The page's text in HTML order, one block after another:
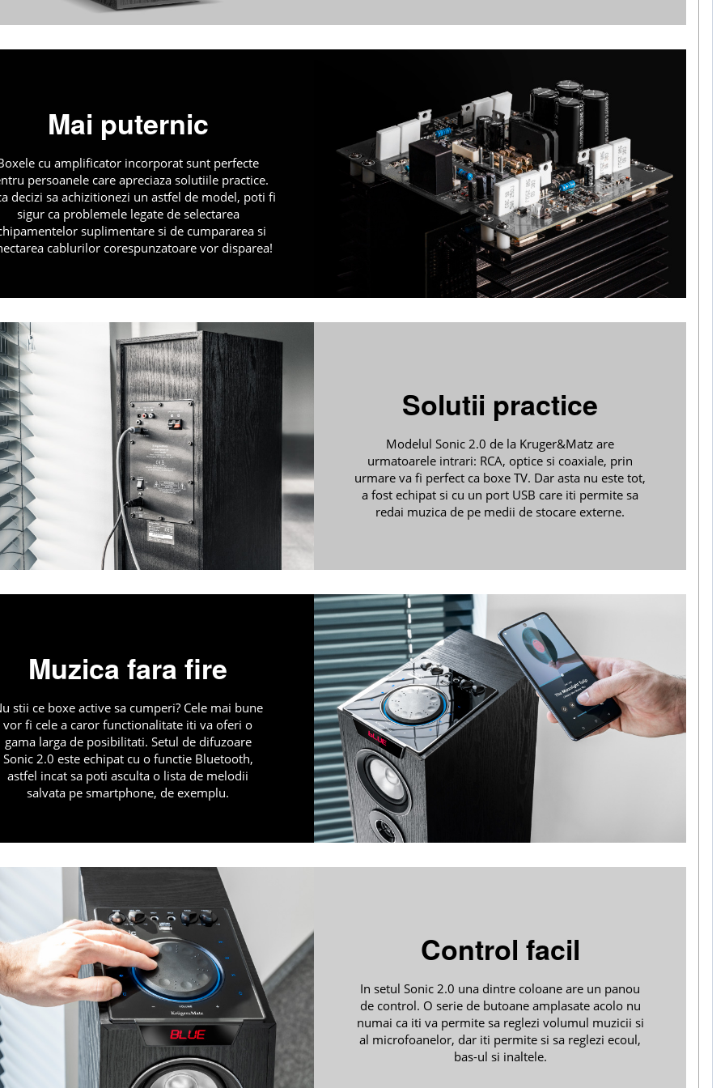
Mai puternic
cu amplificator incorporat sunt perfecte
persoanele care apreciaza solutiile practice.
decizi sa achizitionezi un astfel de model, poti fi
sigur ca problemele legate de selectarea
suplimentare si de cumpararea si
cablurilor corespunzatoare vor disparea!
Solutii practice
Modelul Sonic 2.0 de la Kruger&Matz are
urmatoarele intrari: RCA, optice si coaxiale, prin
urmare va fi perfect ca boxe TV. Dar asta nu este tot,
a fost echipat si cu un port USB care iti permite sa
redai muzica de pe medii de stocare externe.
Muzica fara fire
stii ce boxe active sa cumperi? Cele mai bune
vor fi cele a caror functionalitate iti va oferi o
gama larga de posibilitati. Setul de difuzoare
Sonic 2.0 este echipat cu o functie Bluetooth,
astfel incat sa poti asculta o lista de melodii
salvata pe smartphone, de exemplu.
Control facil
In setul Sonic 2.0 una dintre coloane are un panou
de control. O serie de butoane amplasate acolo nu
numai ca iti va permite sa reglezi volumul muzicii si
al microfoanelor, dar iti permite si sa reglezi ecoul,
bas-ul si inaltele.